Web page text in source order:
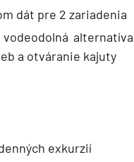
dát pre 2 zariadenia
alternatíva
a otváranie kajuty
exkurzií